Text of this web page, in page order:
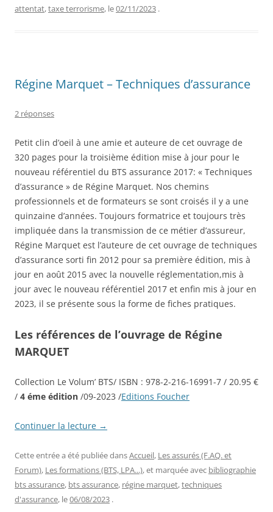
attentat,taxe terrorisme, le02/11/2023 .
Régine Marquet – Techniques d’assurance
2 réponses
Petit clin d’oeil à une amie et auteure de cet ouvrage de
320 pages pour la troisième édition mise à jour pour le
nouveau référentiel du BTS assurance 2017: « Techniques
d’assurance » de Régine Marquet. Nos chemins
professionnels et de formateurs se sont croisés il y a une
quinzaine d’années. Toujours formatrice et toujours très
impliquée dans la transmission de ce métier d’assureur,
Régine Marquet est l’auteure de cet ouvrage de techniques
d’assurance sorti fin 2012 pour sa première édition, mis à
jour en août 2015 avec la nouvelle réglementation,mis à
jour avec le nouveau référentiel 2017 et enfin mis à jour en
2023, il se présente sous la forme de fiches pratiques.
Les références de l’ouvrage de Régine
MARQUET
Collection Le Volum’ BTS/ ISBN : 978-2-216-16991-7 / 20.95 €
/ 4 éme édition /09-2023 /Editions Foucher
Continuer la lecture →
Cette entrée a été publiée dansAccueil, Les assurés (F.AQ. et
Forum), Les formations (BTS, LPA...), et marquée avec bibliographie
bts assurance, bts assurance, régine marquet,techniques
d'assurance, le06/08/2023 .